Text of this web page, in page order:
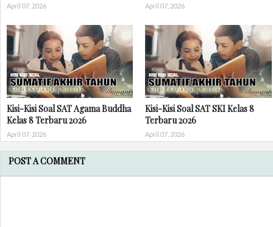
April 07, 2026 April 07, 2026
Kisi-Kisi Soal SAT Agama Buddha
Kelas 8 Terbaru 2026
April 07, 2026
Kisi-Kisi Soal SAT SKI Kelas 8
Terbaru 2026
April 07, 2026
POST A COMMENT